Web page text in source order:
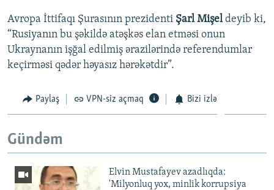
Avropa İttifaqı Şurasının prezidenti Şarl Mişeldeyib ki,
“Rusiyanın bu şəkildə atəşkəs elan etməsi onun
Ukraynanın işğal edilmiş ərazilərində referendumlar
keçirməsi qədər həyasız hərəkətdir”.
Paylaş VPN-siz açmaq Bizi izlə
Gündəm
Elvin Mustafayev azadlıqda:
'Milyonluq yox, minlik korrupsiya